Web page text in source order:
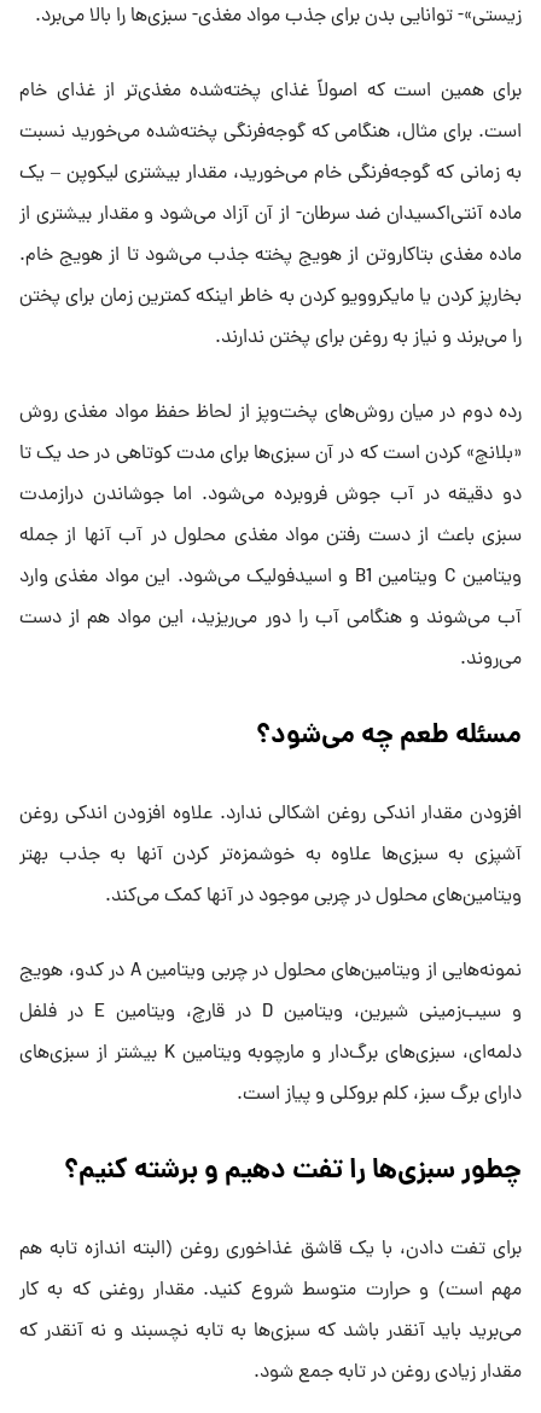
زیستی»- توانایی بدن برای جذب مواد مغذی- سبزی‌ها را بالا می‌برد.
برای همین است که اصولاً غذای پخته‌شده مغذی‌تر از غذای خام
است. برای مثال، هنگامی که گوجه‌فرنگی پخته‌شده می‌خورید نسبت
به زمانی که گوجه‌فرنگی خام می‌خورید، مقدار بیشتری لیکوپن – یک
ماده آنتی‌اکسیدان ضد سرطان- از آن آزاد می‌شود و مقدار بیشتری از
ماده مغذی بتاکاروتن از هویج پخته جذب می‌شود تا از هویج خام.
بخارپز کردن یا مایکروویو کردن به خاطر اینکه کمترین زمان برای پختن
را می‌برند و نیاز به روغن برای پختن ندارند.
رده دوم در میان روش‌های پخت‌وپز از لحاظ حفظ مواد مغذی روش
«بلانچ» کردن است که در آن سبزی‌ها برای مدت کوتاهی در حد یک تا
دو دقیقه در آب جوش فروبرده می‌شود. اما جوشاندن درازمدت
سبزی‌ باعث از دست رفتن مواد مغذی محلول در آب آنها از جمله
ویتامین C ویتامین B1 و اسیدفولیک می‌شود. این مواد مغذی وارد
آب می‌شوند و هنگامی آب را دور می‌ریزید، این مواد هم از دست
می‌روند.
مسئله طعم چه می‌شود؟
افزودن مقدار اندکی روغن اشکالی ندارد. علاوه افزودن اندکی روغن
آشپزی به سبزی‌ها علاوه به خوشمزه‌تر کردن آنها به جذب بهتر
ویتامین‌های محلول در چربی موجود در آنها کمک می‌کند.
نمونه‌هایی از ویتامین‌های محلول در چربی ویتامین A در کدو، هویج
و سیب‌زمینی شیرین، ویتامین D در قارچ، ویتامین E در فلفل
دلمه‌ای، سبزی‌های برگ‌دار و مارچوبه ویتامین K بیشتر از سبزی‌های
دارای برگ سبز، کلم بروکلی و پیاز است.
چطور سبزی‌ها را تفت دهیم و برشته کنیم؟
برای تفت دادن، با یک قاشق غذاخوری روغن (البته اندازه تابه هم
مهم است) و حرارت متوسط شروع کنید. مقدار روغنی که به کار
می‌برید باید آنقدر باشد که سبزی‌ها به تابه نچسبند و نه آنقدر که
مقدار زیادی روغن در تابه جمع شود.